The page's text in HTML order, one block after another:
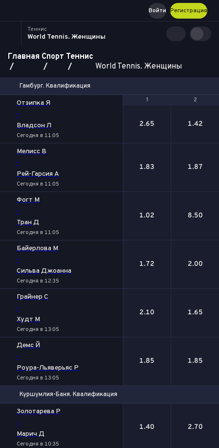
Регистрация
Войти
Теннис
World Tennis. Женщины
Главная Спорт Теннис
World Tennis. Женщины
Гамбург. Квалификация
1 2
Отзипка Я
-
Владсон Л
Сегодня в 11:05
1 2
2.65 1.42
Мелисс В
-
Рей-Гарсия А
Сегодня в 11:05
1.83 1.87
Фогт М
-
Тран Д
Сегодня в 11:05
1.02 8.50
Байерлова М
-
Сильва Джоанна
Сегодня в 12:35
1.72 2.00
Грайнер С
-
Худт М
Сегодня в 13:05
2.10 1.65
Демс Й
-
Роура-Льяверьяс Р
Сегодня в 13:05
1.85 1.85
Куршумлия-Баня. Квалификация
Золотарева Р
-
Марич Д
Сегодня в 10:35
1.40 2.70